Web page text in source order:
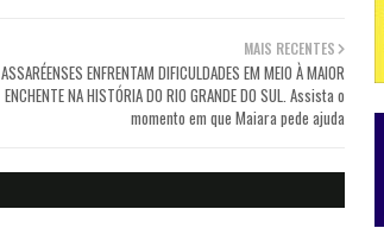
MAIS RECENTES
ASSARÉENSES ENFRENTAM DIFICULDADES EM MEIO À MAIOR
ENCHENTE NA HISTÓRIA DO RIO GRANDE DO SUL. Assista o
momento em que Maiara pede ajuda